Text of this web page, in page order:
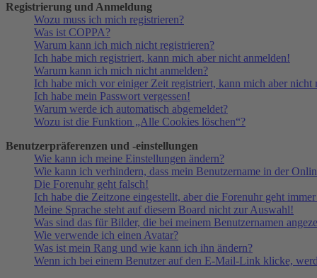
Registrierung und Anmeldung
Wozu muss ich mich registrieren?
Was ist COPPA?
Warum kann ich mich nicht registrieren?
Ich habe mich registriert, kann mich aber nicht anmelden!
Warum kann ich mich nicht anmelden?
Ich habe mich vor einiger Zeit registriert, kann mich aber nicht
Ich habe mein Passwort vergessen!
Warum werde ich automatisch abgemeldet?
Wozu ist die Funktion „Alle Cookies löschen“?
Benutzerpräferenzen und -einstellungen
Wie kann ich meine Einstellungen ändern?
Wie kann ich verhindern, dass mein Benutzername in der
Die Forenuhr geht falsch!
Ich habe die Zeitzone eingestellt, aber die Forenuhr geht
Meine Sprache steht auf diesem Board nicht zur Auswahl!
Was sind das für Bilder, die bei meinem Benutzernamen
Wie verwende ich einen Avatar?
Was ist mein Rang und wie kann ich ihn ändern?
Wenn ich bei einem Benutzer auf den E-Mail-Link klicke,